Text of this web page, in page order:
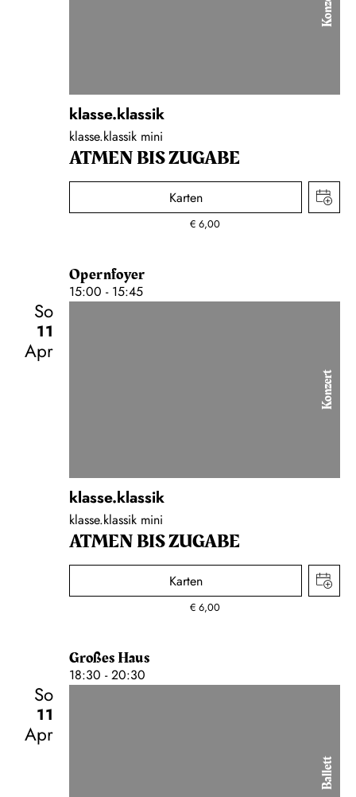
klasse.klassik
klasse.klassik mini
ATMEN BIS ZUGABE
Karten
€ 6,00
Opernfoyer
15:00 - 15:45
So
11
Apr
Konzert
klasse.klassik
klasse.klassik mini
ATMEN BIS ZUGABE
Karten
€ 6,00
Großes Haus
18:30 - 20:30
So
11
Apr
Ballett